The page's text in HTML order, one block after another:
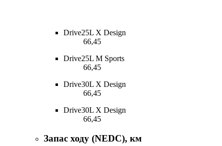
Drive25L X Design
66,45
Drive25L M Sports
66,45
Drive30L X Design
66,45
Drive30L X Design
66,45
Запас ходу (NEDC), км